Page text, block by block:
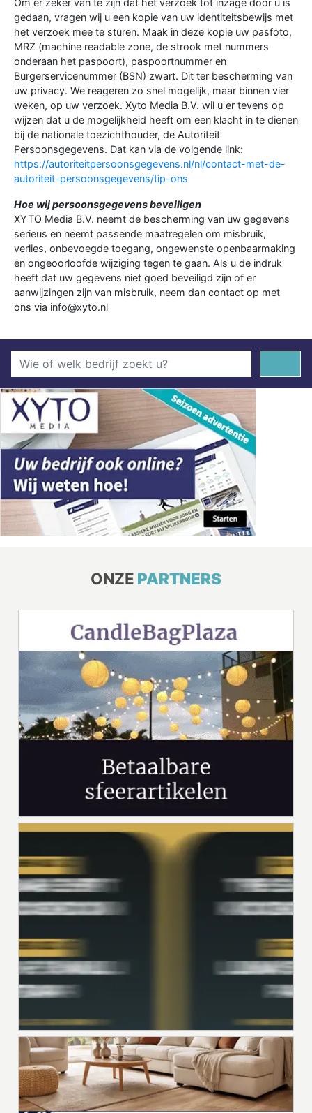
gedaan, vragen wij u een kopie van uw identiteitsbewijs met
het verzoek mee te sturen. Maak in deze kopie uw pasfoto,
MRZ (machine readable zone, de strook met nummers
onderaan het paspoort), paspoortnummer en
Burgerservicenummer (BSN) zwart. Dit ter bescherming van
uw privacy. We reageren zo snel mogelijk, maar binnen vier
weken, op uw verzoek. Xyto Media B.V. wil u er tevens op
wijzen dat u de mogelijkheid heeft om een klacht in te dienen
bij de nationale toezichthouder, de Autoriteit
Persoonsgegevens. Dat kan via de volgende link:
https://autoriteitpersoonsgegevens.nl/nl/contact-met-de-
autoriteit-persoonsgegevens/tip-ons
Hoe wij persoonsgegevens beveiligen
XYTO Media B.V. neemt de bescherming van uw gegevens
serieus en neemt passende maatregelen om misbruik,
verlies, onbevoegde toegang, ongewenste openbaarmaking
en ongeoorloofde wijziging tegen te gaan. Als u de indruk
heeft dat uw gegevens niet goed beveiligd zijn of er
aanwijzingen zijn van misbruik, neem dan contact op met
ons via info@xyto.nl
ONZE PARTNERS